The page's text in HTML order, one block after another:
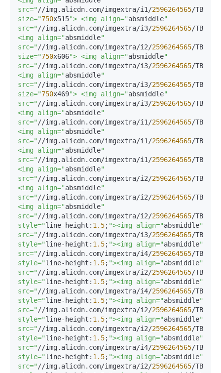
src=" //img.alicdn.com/imgextra/i1/2596264565/
size="750x515"> <img align="absmiddle"
src=" //img.alicdn.com/imgextra/i3/2596264565/
<img align="absmiddle"
src=" //img.alicdn.com/imgextra/i2/2596264565/
size="750x606"> <img align="absmiddle"
src=" //img.alicdn.com/imgextra/i3/2596264565/
<img align="absmiddle"
src=" //img.alicdn.com/imgextra/i3/2596264565/
size="750x469"> <img align="absmiddle"
src=" //img.alicdn.com/imgextra/i3/2596264565/
<img align="absmiddle"
src=" //img.alicdn.com/imgextra/i1/2596264565/
<img align="absmiddle"
src=" //img.alicdn.com/imgextra/i1/2596264565/
<img align="absmiddle"
src=" //img.alicdn.com/imgextra/i1/2596264565/
<img align="absmiddle"
src=" //img.alicdn.com/imgextra/i2/2596264565/
<img align="absmiddle"
src=" //img.alicdn.com/imgextra/i2/2596264565/
<img align="absmiddle"
src=" //img.alicdn.com/imgextra/i2/2596264565/
style="line-height: 1.5; "><img align="absmiddle"
src=" //img.alicdn.com/imgextra/i3/2596264565/
style="line-height: 1.5; "><img align="absmiddle"
src=" //img.alicdn.com/imgextra/i4/2596264565/
style="line-height: 1.5; "><img align="absmiddle"
src=" //img.alicdn.com/imgextra/i2/2596264565/
style="line-height: 1.5; "><img align="absmiddle"
src=" //img.alicdn.com/imgextra/i4/2596264565/
style="line-height: 1.5; "><img align="absmiddle"
src=" //img.alicdn.com/imgextra/i2/2596264565/
style="line-height: 1.5; "><img align="absmiddle"
src=" //img.alicdn.com/imgextra/i2/2596264565/
style="line-height: 1.5; "><img align="absmiddle"
src=" //img.alicdn.com/imgextra/i4/2596264565/
style="line-height: 1.5; "><img align="absmiddle"
src=" //img.alicdn.com/imgextra/i2/2596264565/